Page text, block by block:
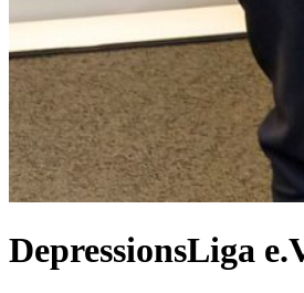
DepressionsLiga